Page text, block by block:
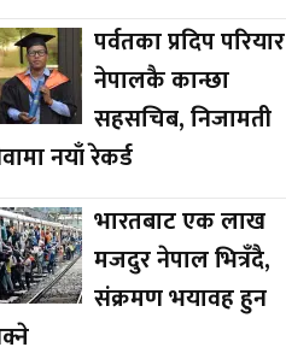
पर्वतका प्रदिप परियार
नेपालकै कान्छा
सहसचिब, निजामती
नयाँ रेकर्ड
भारतबाट एक लाख
मजदुर नेपाल भित्रँदै,
संक्रमण भयावह हुन